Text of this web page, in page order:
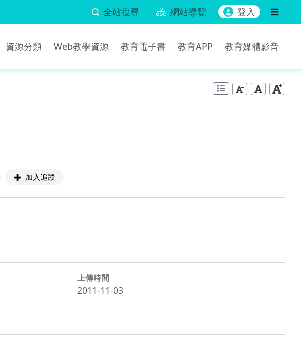
全站搜尋 網站導覽 登入
資源分類 Web教學資源 教育電子書 教育APP 教育媒體影音
加入追蹤
上傳時間
2011-11-03